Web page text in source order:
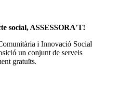
social, ASSESSORA'T!
i Innovació Social
un conjunt de serveis
gratuïts.